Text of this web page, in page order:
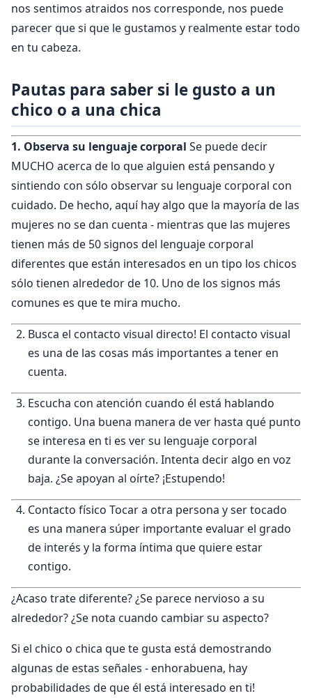
nos sentimos atraidos nos corresponde, nos puede
parecer que si que le gustamos y realmente estar todo
en tu cabeza.
Pautas para saber si le gusto a un
chico o a una chica
1. Observa su lenguaje corporal Se puede decir
MUCHO acerca de lo que alguien está pensando y
sintiendo con sólo observar su lenguaje corporal con
cuidado. De hecho, aquí hay algo que la mayoría de las
mujeres no se dan cuenta - mientras que las mujeres
tienen más de 50 signos del lenguaje corporal
diferentes que están interesados en un tipo los chicos
sólo tienen alrededor de 10. Uno de los signos más
comunes es que te mira mucho.
Busca el contacto visual directo! El contacto visual
es una de las cosas más importantes a tener en
cuenta.
Escucha con atención cuando él está hablando
contigo. Una buena manera de ver hasta qué punto
se interesa en ti es ver su lenguaje corporal
durante la conversación. Intenta decir algo en voz
baja. ¿Se apoyan al oírte? ¡Estupendo!
Contacto físico Tocar a otra persona y ser tocado
es una manera súper importante evaluar el grado
de interés y la forma íntima que quiere estar
contigo.
¿Acaso trate diferente? ¿Se parece nervioso a su
alrededor? ¿Se nota cuando cambiar su aspecto?
Si el chico o chica que te gusta está demostrando
algunas de estas señales - enhorabuena, hay
probabilidades de que él está interesado en ti!